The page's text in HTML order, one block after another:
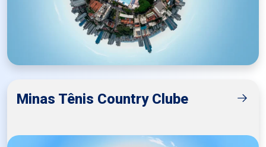
Minas Tênis Country Clube